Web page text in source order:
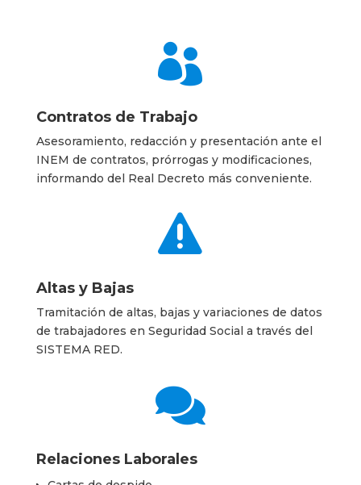

Contratos de Trabajo
Asesoramiento, redacción y presentación ante el
INEM de contratos, prórrogas y modificaciones,
informando del Real Decreto más conveniente.

Altas y Bajas
Tramitación de altas, bajas y variaciones de datos
de trabajadores en Seguridad Social a través del
SISTEMA RED.

Relaciones Laborales